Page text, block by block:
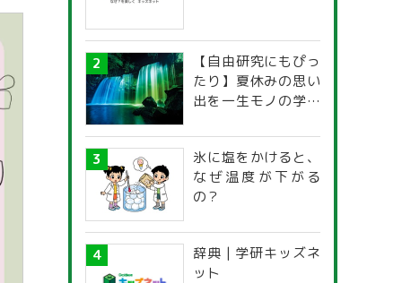
【自由研究にもぴっ
たり】夏休みの思い
出を一生モノの学び
探究ガイド
氷に塩をかけると、
なぜ温度が下がる
の？
辞典 | 学研キッズネ
ット